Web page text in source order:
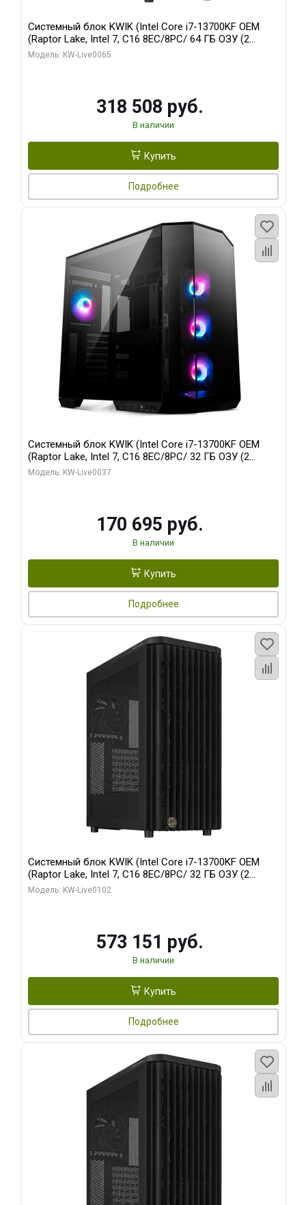
Системный блок KWIK (Intel Core i7-13700KF OEM
(Raptor Lake, Intel 7, C16 8EC/8PC/ 64 ГБ ОЗУ (2
модуля)/ ASUS RTX5080 PROART OC 16GB GDDR7
Модель: KW-Live0065
318 508 руб.
В наличии
Купить
Подробнее
Системный блок KWIK (Intel Core i7-13700KF OEM
(Raptor Lake, Intel 7, C16 8EC/8PC/ 32 ГБ ОЗУ (2
модуля)/ Gigabyte RTX5070 AERO OC 12GB GDDR7
Модель: KW-Live0037
170 695 руб.
В наличии
Купить
Подробнее
Системный блок KWIK (Intel Core i7-13700KF OEM
(Raptor Lake, Intel 7, C16 8EC/8PC/ 32 ГБ ОЗУ (2
модуля)/ Afox RTX4090 24GB GDDR6X 384-Bit 3xDP
Модель: KW-Live0102
573 151 руб.
В наличии
Купить
Подробнее